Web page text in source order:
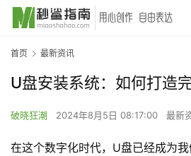
首页 最新资讯
U盘安装系统：如何打造
破晓狂潮 2024年8月5日 08:17:00 最新
在这个数字化时代，U盘已经成为